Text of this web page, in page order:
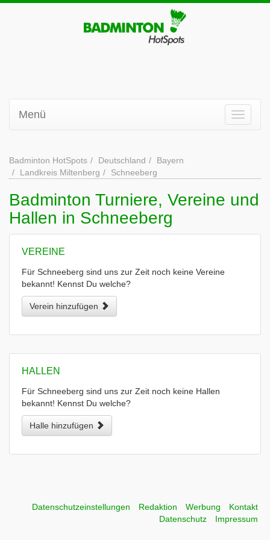
Menü
Badminton HotSpots Deutschland
Bayern
Landkreis Miltenberg
Schneeberg
Badminton Turniere, Vereine und
Hallen in Schneeberg
VEREINE
Für Schneeberg sind uns zur Zeit noch keine Vereine
bekannt! Kennst Du welche?
Verein hinzufügen
HALLEN
Für Schneeberg sind uns zur Zeit noch keine Hallen
bekannt! Kennst Du welche?
Halle hinzufügen
Datenschutzeinstellungen Redaktion Werbung
Kontakt
Datenschutz
Impressum